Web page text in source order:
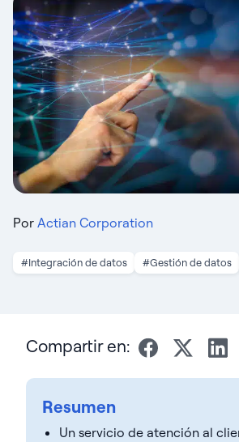
Recursos
Por Actian Corporation
#Integración de datos #Gestión de datos
Compartir en:
Resumen
Un servicio de atención al